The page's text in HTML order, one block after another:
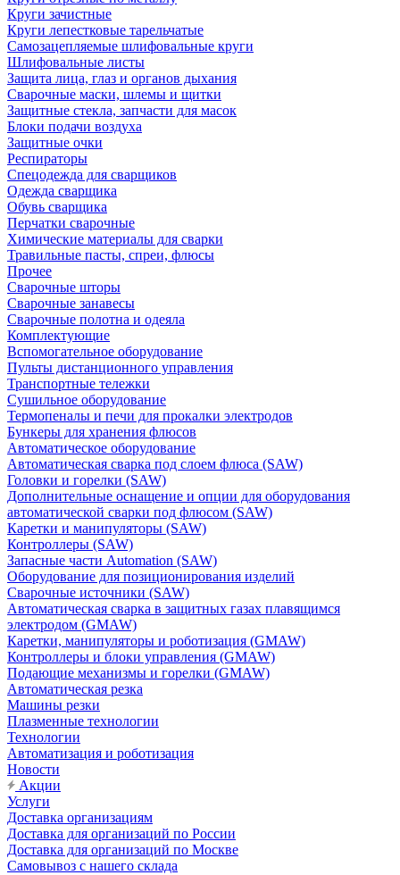
Круги зачистные
Круги лепестковые тарельчатые
Самозацепляемые шлифовальные круги
Шлифовальные листы
Защита лица, глаз и органов дыхания
Сварочные маски, шлемы и щитки
Защитные стекла, запчасти для масок
Блоки подачи воздуха
Защитные очки
Респираторы
Спецодежда для сварщиков
Одежда сварщика
Обувь сварщика
Перчатки сварочные
Химические материалы для сварки
Травильные пасты, спреи, флюсы
Прочее
Сварочные шторы
Сварочные занавесы
Сварочные полотна и одеяла
Комплектующие
Вспомогательное оборудование
Пульты дистанционного управления
Транспортные тележки
Сушильное оборудование
Термопеналы и печи для прокалки электродов
Бункеры для хранения флюсов
Автоматическое оборудование
Автоматическая сварка под слоем флюса (SAW)
Головки и горелки (SAW)
Дополнительные оснащение и опции для оборудования
автоматической сварки под флюсом (SAW)
Каретки и манипуляторы (SAW)
Контроллеры (SAW)
Запасные части Automation (SAW)
Оборудование для позиционирования изделий
Сварочные источники (SAW)
Автоматическая сварка в защитных газах плавящимся
электродом (GMAW)
Каретки, манипуляторы и роботизация (GMAW)
Контроллеры и блоки управления (GMAW)
Подающие механизмы и горелки (GMAW)
Автоматическая резка
Машины резки
Плазменные технологии
Технологии
Автоматизация и роботизация
Новости
Акции
Услуги
Доставка организациям
Доставка для организаций по России
Доставка для организаций по Москве
Самовывоз с нашего склада